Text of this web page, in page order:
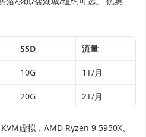
SSD 流量
10G 1T/月
20G 2T/月
虚拟，AMD Ryzen 9 5950X、